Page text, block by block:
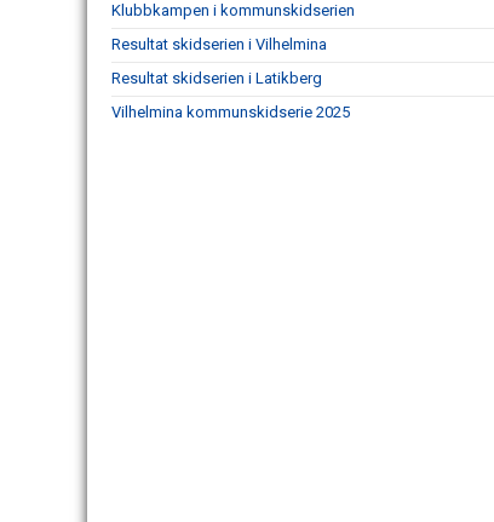
Klubbkampen i kommunskidserien
Resultat skidserien i Vilhelmina
Resultat skidserien i Latikberg
Vilhelmina kommunskidserie 2025